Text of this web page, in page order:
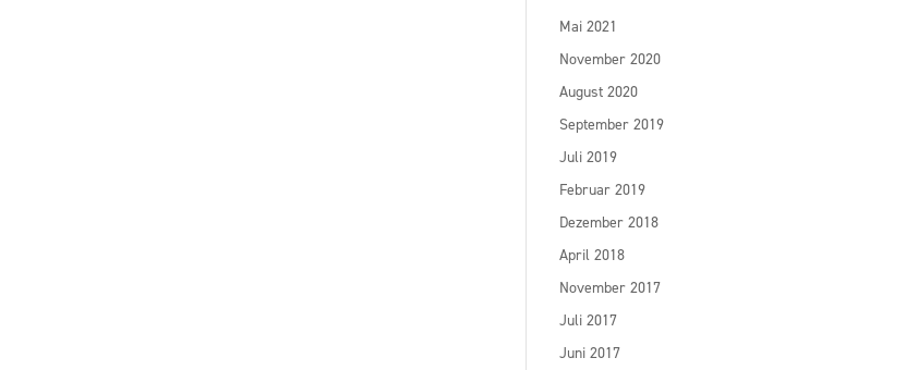
Mai 2021
November 2020
August 2020
September 2019
Juli 2019
Februar 2019
Dezember 2018
April 2018
November 2017
Juli 2017
Juni 2017